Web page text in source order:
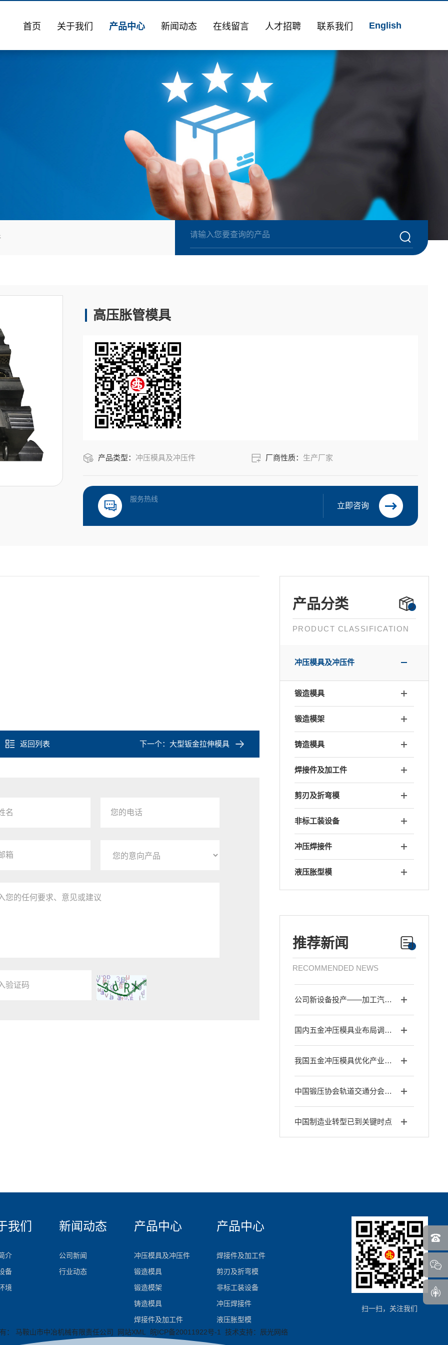
首页 关于我们 产品中心
焊接件及加工件
剪刃及折弯模
非标工装设备
新闻动态
行业动态
在线留言 人才招聘 联系我们 English
高压胀管模具
产品类型： 冲压模具及冲压件 厂商性质： 生产厂家
服务热线
立即咨询
产品分类
PRODUCT CLASSIFICATION
冲压模具及冲压件
锻造模具
锻造模架
铸造模具
焊接件及加工件
剪刃及折弯模
非标工装设备
冲压焊接件
液压胀型模
推荐新闻
RECOMMENDED NEWS
公司新设备投产——加工汽车模具
国内五金冲压模具业布局调整发展进程解析
我国五金冲压模具优化产业布局调整
中国锻压协会轨道交通分会第十二届年会在我单位隆重召开
中国制造业转型已到关键时点
返回列表 下一个： 大型钣金拉伸模具
我们
介
备
境
新闻动态
公司新闻
行业动态
产品中心
冲压模具及冲压件
锻造模具
锻造模架
铸造模具
焊接件及加工件
产品中心
焊接件及加工件
剪刃及折弯模
非标工装设备
冲压焊接件
液压胀型模
扫一扫，关注我们
： 马鞍山市中冶机械有限责任公司 网站XML 皖ICP备20011922号-1 技术支持：辰光网络